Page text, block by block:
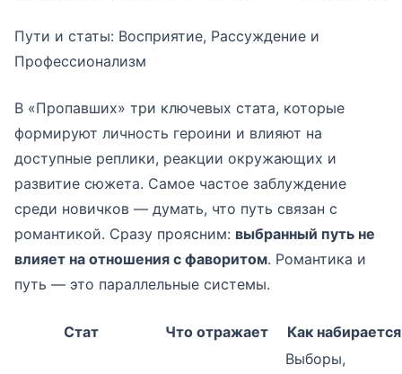
Пути и статы: Восприятие, Рассуждение и
Профессионализм
В «Пропавших» три ключевых стата, которые
формируют личность героини и влияют на
доступные реплики, реакции окружающих и
развитие сюжета. Самое частое заблуждение
среди новичков — думать, что путь связан с
романтикой. Сразу проясним: выбранный путь не
влияет на отношения с фаворитом. Романтика и
путь — это параллельные системы.
Стат Что отражает Как набирается
Выборы,